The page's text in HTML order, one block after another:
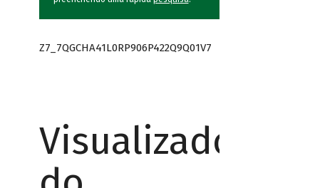
Z7_7QGCHA41L0RP906P422Q9Q01V7
Visualizador